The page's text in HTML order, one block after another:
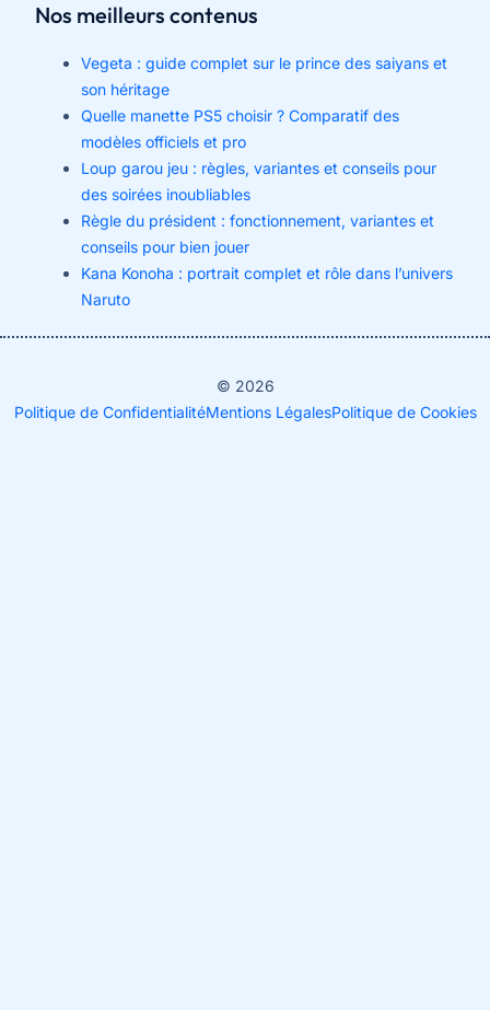
Nos meilleurs contenus
Vegeta : guide complet sur le prince des saiyans et
son héritage
Quelle manette PS5 choisir ? Comparatif des
modèles officiels et pro
Loup garou jeu : règles, variantes et conseils pour
des soirées inoubliables
Règle du président : fonctionnement, variantes et
conseils pour bien jouer
Kana Konoha : portrait complet et rôle dans l’univers
Naruto
© 2026
Politique de ConfidentialitéMentions LégalesPolitique de Cookies